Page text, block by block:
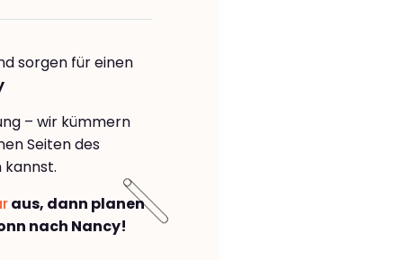
sorgen für einen
– wir kümmern
Seiten des
aus, dann planen
nach Nancy!